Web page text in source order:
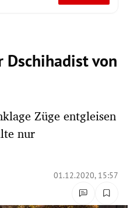
Dschihadist von
Züge entgleisen
nur
01.12.2020, 15:57